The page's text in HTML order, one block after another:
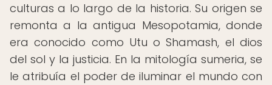
culturas a lo largo de la historia. Su origen se
remonta a la antigua Mesopotamia, donde
era conocido como Utu o Shamash, el dios
del sol y la justicia. En la mitología sumeria, se
le atribuía el poder de iluminar el mundo con